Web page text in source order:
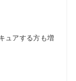
ュアする方も増